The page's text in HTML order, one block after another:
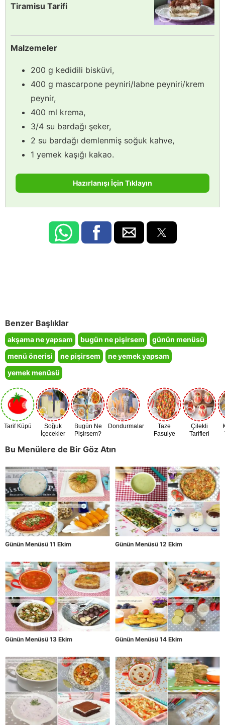
Tiramisu Tarifi
Malzemeler
200 g kedidili bisküvi,
400 g mascarpone peyniri/labne peyniri/krem
peynir,
400 ml krema,
3/4 su bardağı şeker,
2 su bardağı demlenmiş soğuk kahve,
1 yemek kaşığı kakao.
Hazırlanışı İçin Tıklayın
Benzer Başlıklar
akşama ne yapsam bugün ne pişirsem
günün menüsü
menü önerisi
ne pişirsem
ne yemek yapsam
yemek menüsü
Tarif Küpü
Soğuk
İçecekler
Bugün Ne
Pişirsem?
Dondurmalar
Taze
Fasulye
Çilekli
Tarifleri
Bu Menülere de Bir Göz Atın
Günün Menüsü 11 Ekim Günün Menüsü 12 Ekim
Günün Menüsü 13 Ekim Günün Menüsü 14 Ekim